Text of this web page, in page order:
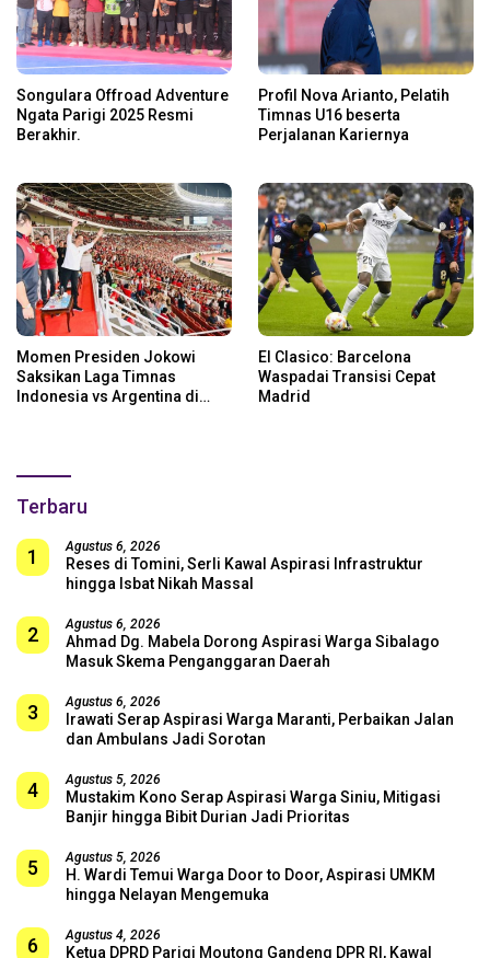
Songulara Offroad Adventure
Ngata Parigi 2025 Resmi
Berakhir.
Profil Nova Arianto, Pelatih
Timnas U16 beserta
Perjalanan Kariernya
Momen Presiden Jokowi
Saksikan Laga Timnas
Indonesia vs Argentina di
El Clasico: Barcelona
Waspadai Transisi Cepat
Madrid
Terbaru
1 Agustus 6, 2026
Reses di Tomini, Serli Kawal Aspirasi Infrastruktur
hingga Isbat Nikah Massal
2 Agustus 6, 2026
Ahmad Dg. Mabela Dorong Aspirasi Warga Sibalago
Masuk Skema Penganggaran Daerah
3 Agustus 6, 2026
Irawati Serap Aspirasi Warga Maranti, Perbaikan Jalan
dan Ambulans Jadi Sorotan
4 Agustus 5, 2026
Mustakim Kono Serap Aspirasi Warga Siniu, Mitigasi
Banjir hingga Bibit Durian Jadi Prioritas
5 Agustus 5, 2026
H. Wardi Temui Warga Door to Door, Aspirasi UMKM
hingga Nelayan Mengemuka
6 Agustus 4, 2026
Ketua DPRD Parigi Moutong Gandeng DPR RI, Kawal